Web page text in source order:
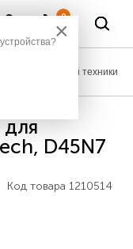
0
для медицинской техники
D45N7
Код товара 1210514
×